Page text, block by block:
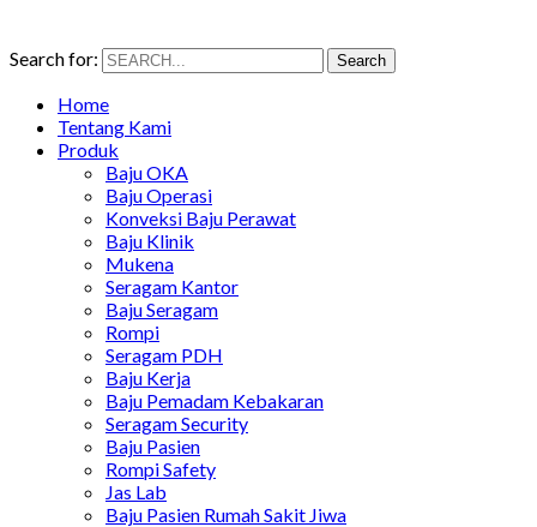
Search for: Search
Home
Tentang Kami
Produk
Baju OKA
Baju Operasi
Konveksi Baju Perawat
Baju Klinik
Mukena
Seragam Kantor
Baju Seragam
Rompi
Seragam PDH
Baju Kerja
Baju Pemadam Kebakaran
Seragam Security
Baju Pasien
Rompi Safety
Jas Lab
Baju Pasien Rumah Sakit Jiwa